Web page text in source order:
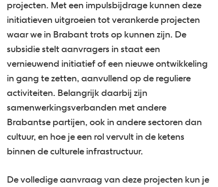
projecten. Met een impulsbijdrage kunnen deze
initiatieven uitgroeien tot verankerde projecten
waar we in Brabant trots op kunnen zijn. De
subsidie stelt aanvragers in staat een
vernieuwend initiatief of een nieuwe ontwikkeling
in gang te zetten, aanvullend op de reguliere
activiteiten. Belangrijk daarbij zijn
samenwerkingsverbanden met andere
Brabantse partijen, ook in andere sectoren dan
cultuur, en hoe je een rol vervult in de ketens
binnen de culturele infrastructuur.
De volledige aanvraag van deze projecten kun je